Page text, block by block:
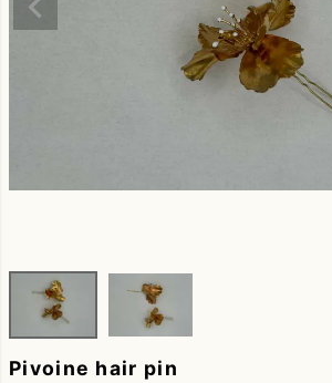
Pivoine hair pin